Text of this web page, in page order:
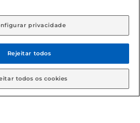
para as compras on-line é de
Todos os direitos
Gbarbosa.
privacidade
Rejeitar todos
todos os cookies